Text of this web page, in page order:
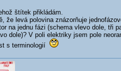
štítek přikládám.
že levá polovina znázorňuje
na jednu fázi (schema vlevo dole, tři
dole)? V poli elektriky jsem pole
s terminologií